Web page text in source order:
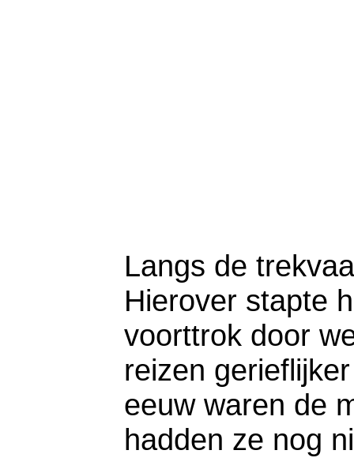
Langs de
Hierover stapte
voorttrok door
reizen
eeuw waren de
hadden ze nog